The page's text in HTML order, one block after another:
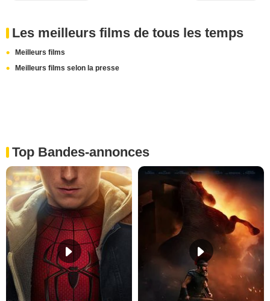
Les meilleurs films de tous les temps
Meilleurs films
Meilleurs films selon la presse
Top Bandes-annonces